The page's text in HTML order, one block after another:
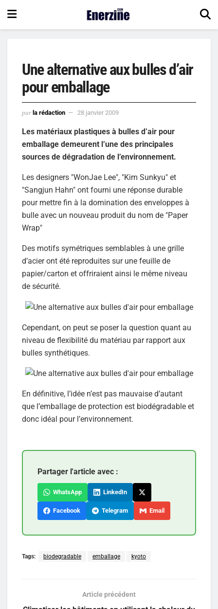
Une alternative aux bulles d’air
pour emballage
par la rédaction 28 janvier 2009
Les matériaux plastiques à bulles d’air pour
emballage demeurent l’une des principales
sources de dégradation de l’environnement.
Les designers "WonJae Lee", "Kim Sunkyu" et
"Sangjun Hahn" ont fourni une réponse durable
pour mettre fin à la domination des enveloppes à
bulle avec un nouveau produit du nom de "Paper
Wrap"
Des motifs symétriques semblables à une grille
d’acier ont été reproduites sur une feuille de
papier/carton et offriraient ainsi le même niveau
de sécurité.
Cependant, on peut se poser la question quant au
niveau de flexibilité du matériau par rapport aux
bulles synthétiques.
En définitive, l’idée n’est pas mauvaise d’autant
que l’emballage de protection est biodégradable et
donc idéal pour l’environnement.
Partager l'article avec :
WhatsApp LinkedIn
Facebook Telegram Email
Tags: biodegradable emballage kyoto
Article précédent